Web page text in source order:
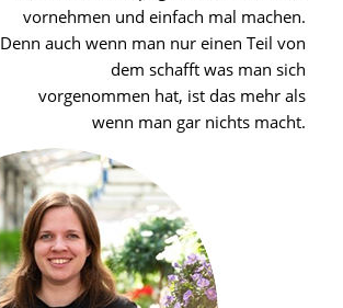
vornehmen und einfach mal machen.
Denn auch wenn man nur einen Teil von
dem schafft was man sich
vorgenommen hat, ist das mehr als
wenn man gar nichts macht.